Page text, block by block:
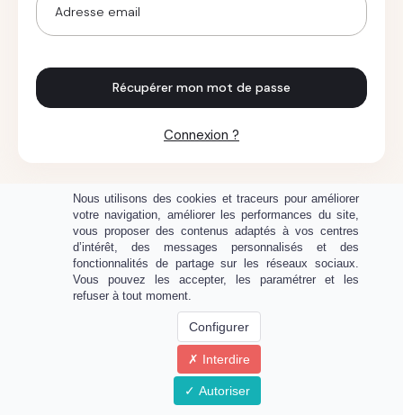
Récupérer mon mot de passe
Connexion ?
Propulsé par
Nous utilisons des cookies et traceurs pour améliorer
votre navigation, améliorer les performances du site,
vous proposer des contenus adaptés à vos centres
d’intérêt, des messages personnalisés et des
fonctionnalités de partage sur les réseaux sociaux.
Vous pouvez les accepter, les paramétrer et les
refuser à tout moment.
Configurer
Interdire
Autoriser